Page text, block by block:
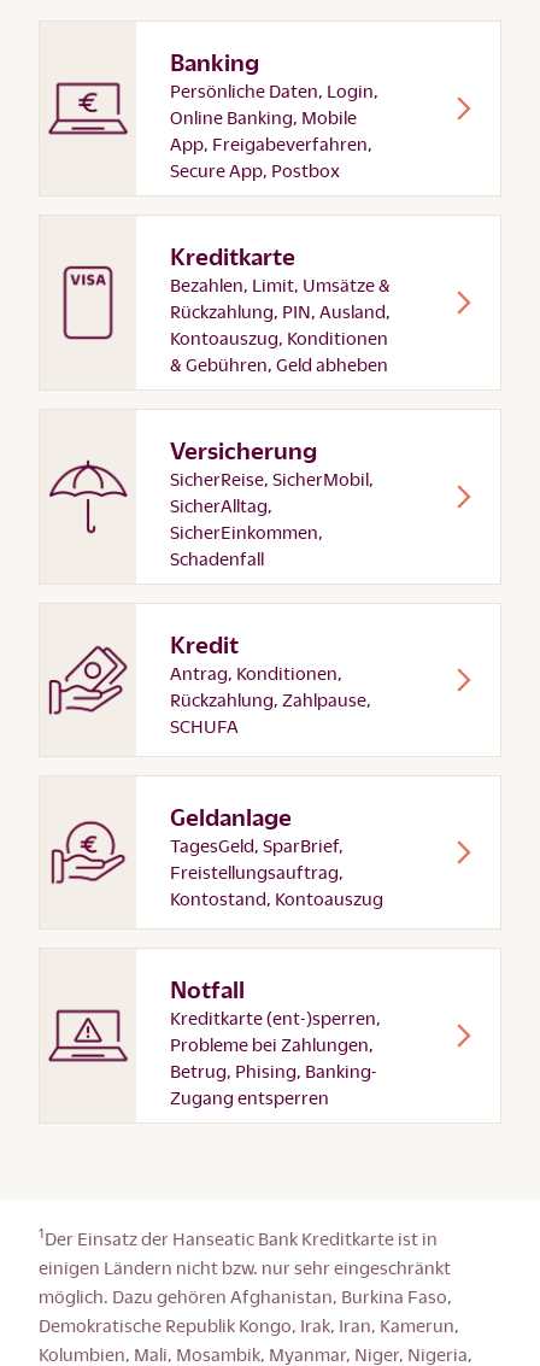
Banking
Persönliche Daten, Login,
Online Banking, Mobile
App, Freigabeverfahren,
Secure App, Postbox
Kreditkarte
Bezahlen, Limit, Umsätze &
Rückzahlung, PIN, Ausland,
Kontoauszug, Konditionen
& Gebühren, Geld abheben
Versicherung
SicherReise, SicherMobil,
SicherAlltag,
SicherEinkommen,
Schadenfall
Kredit
Antrag, Konditionen,
Rückzahlung, Zahlpause,
SCHUFA
Geldanlage
TagesGeld, SparBrief,
Freistellungsauftrag,
Kontostand, Kontoauszug
Notfall
Kreditkarte (ent-)sperren,
Probleme bei Zahlungen,
Betrug, Phising, Banking-
Zugang entsperren
1Der Einsatz der Hanseatic Bank Kreditkarte ist in
einigen Ländern nicht bzw. nur sehr eingeschränkt
möglich. Dazu gehören Afghanistan, Burkina Faso,
Demokratische Republik Kongo, Irak, Iran, Kamerun,
Kolumbien, Mali, Mosambik, Myanmar, Niger, Nigeria,